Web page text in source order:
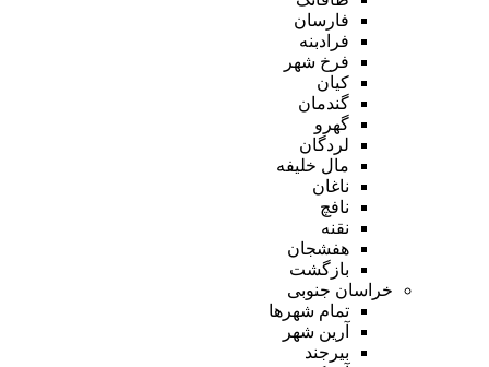
فارسان
فرادبنه
فرخ شهر
کیان
گندمان
گهرو
لردگان
مال خلیفه
ناغان
نافچ
نقنه
هفشجان
بازگشت
خراسان جنوبی
تمام شهر‌ها
آرین شهر
بیرجند